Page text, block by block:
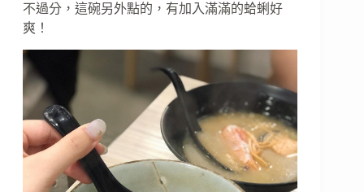
不過分，這碗另外點的，有加入滿滿的蛤蜊好
爽！